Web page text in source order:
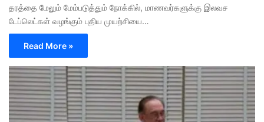
தரத்தை மேலும் மேம்படுத்தும் நோக்கில், மாணவர்களுக்கு இலவச
டேப்லெட்கள் வழங்கும் புதிய முயற்சியை…
Read More »